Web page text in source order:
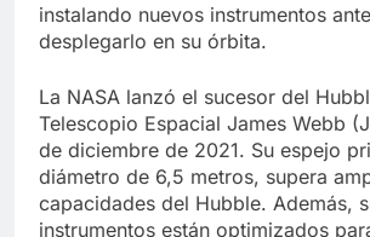
instalando nuevos instrumentos
desplegarlo en su órbita.
La NASA lanzó el sucesor del
Telescopio Espacial James Webb
de diciembre de 2021. Su espejo
diámetro de 6,5 metros, supera
capacidades del Hubble. Además,
instrumentos están optimizados